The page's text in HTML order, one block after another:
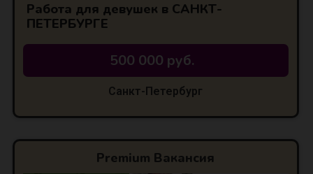
Работа для девушек в САНКТ-
ПЕТЕРБУРГЕ
500 000 руб.
Санкт-Петербург
Premium Вакансия